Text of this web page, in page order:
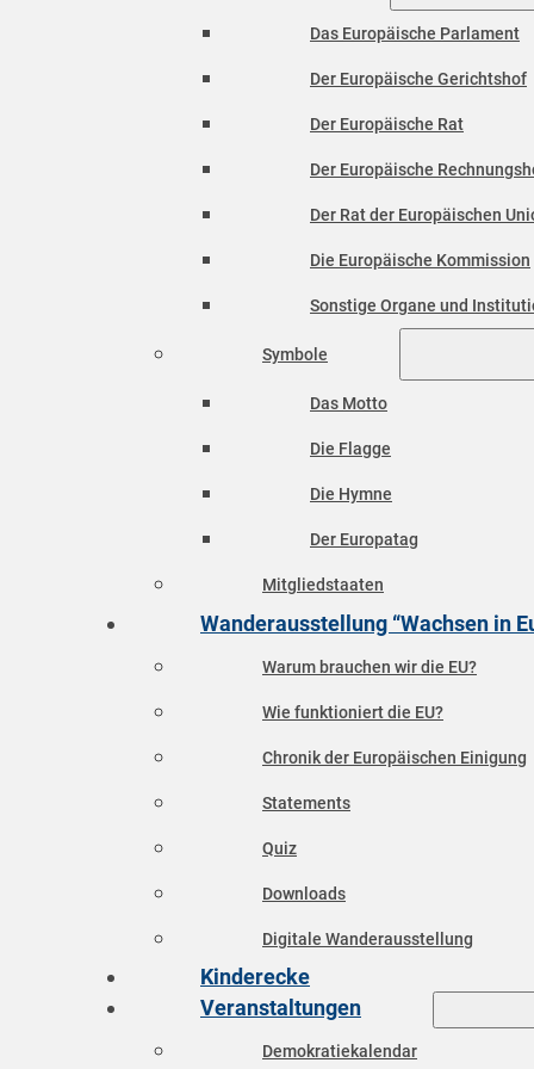
Das Europäische Parlament
Der Europäische Gerichtshof
Der Europäische Rat
Der Europäische
Der Rat der Europäischen
Die Europäische Kommission
Sonstige Organe und
Symbole
Das Motto
Die Flagge
Die Hymne
Der Europatag
Mitgliedstaaten
Wanderausstellung “Wachsen in
Warum brauchen wir die EU?
Wie funktioniert die EU?
Chronik der Europäischen Einigung
Statements
Quiz
Downloads
Digitale Wanderausstellung
Kinderecke
Veranstaltungen
Demokratiekalendar